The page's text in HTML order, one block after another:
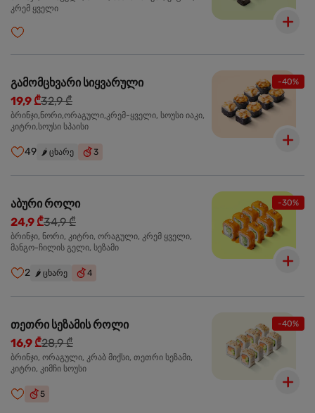
კრემ ყველი
-40%
გამომცხვარი სიყვარული
19,9 ₾32,9 ₾
ბრინჯი,ნორი,ორაგული,კრემ-ყველი, სოუსი იაკი,
კიტრი,სოუსი სპაისი
49 🌶️ ცხარე 3
-30%
აბური როლი
24,9 ₾34,9 ₾
ბრინჯი, ნორი, კიტრი, ორაგული, კრემ ყველი,
მანგო-ჩილის გელი, სეზამი
2 🌶️ ცხარე 4
-40%
თეთრი სეზამის როლი
16,9 ₾28,9 ₾
ბრინჯი, ორაგული, კრაბ მიქსი, თეთრი სეზამი,
კიტრი, კიმჩი სოუსი
5